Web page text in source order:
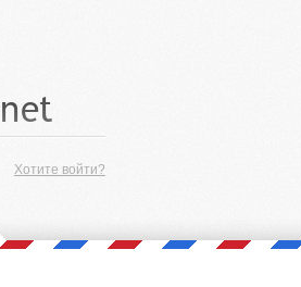
Хотите войти?